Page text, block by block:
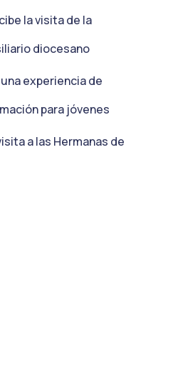
la visita de la
diocesano
experiencia de
para jóvenes
a las Hermanas de